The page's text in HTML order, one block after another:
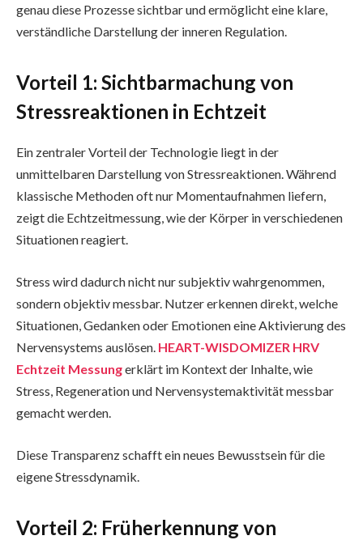
genau diese Prozesse sichtbar und ermöglicht eine klare,
verständliche Darstellung der inneren Regulation.
Vorteil 1: Sichtbarmachung von
Stressreaktionen in Echtzeit
Ein zentraler Vorteil der Technologie liegt in der
unmittelbaren Darstellung von Stressreaktionen. Während
klassische Methoden oft nur Momentaufnahmen liefern,
zeigt die Echtzeitmessung, wie der Körper in verschiedenen
Situationen reagiert.
Stress wird dadurch nicht nur subjektiv wahrgenommen,
sondern objektiv messbar. Nutzer erkennen direkt, welche
Situationen, Gedanken oder Emotionen eine Aktivierung des
Nervensystems auslösen. HEART-WISDOMIZER HRV
Echtzeit Messungerklärt im Kontext der Inhalte, wie
Stress, Regeneration und Nervensystemaktivität messbar
gemacht werden.
Diese Transparenz schafft ein neues Bewusstsein für die
eigene Stressdynamik.
Vorteil 2: Früherkennung von